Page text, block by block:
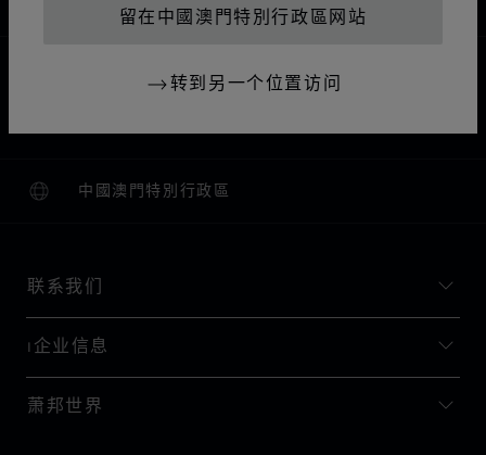
留在中國澳門特別行政區网站
转到另一个位置访问
查找精品店 所有店铺 中东和非洲
中國澳門特別行政區
本地化（更改国家/地区）
更改国家/地区
联系我们
I企业信息
萧邦世界